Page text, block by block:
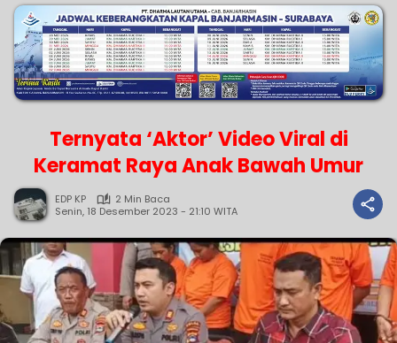
Ternyata ‘Aktor’ Video Viral di
Keramat Raya Anak Bawah Umur
EDP KP
2 Min Baca
Senin, 18 Desember 2023 - 21:10 WITA